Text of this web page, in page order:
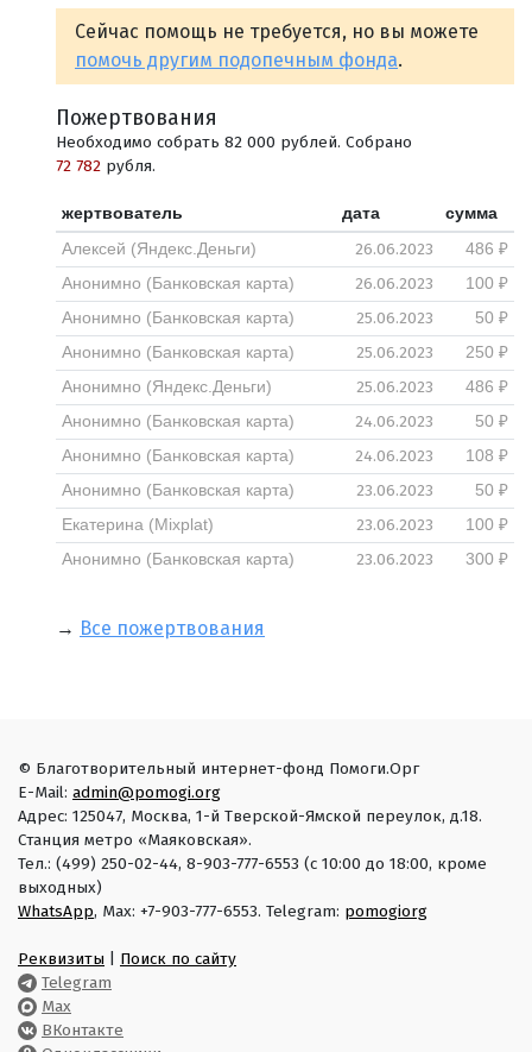
Сейчас помощь не требуется, но вы можете
помочь другим подопечным фонда.
Пожертвования
Необходимо собрать 82 000 рублей. Собрано
72 782 рубля.
жертвователь дата
сумма
Алексей (Яндекс.Деньги)
26.06.2023
486 ₽
Анонимно (Банковская карта)
26.06.2023
100 ₽
Анонимно (Банковская карта)
25.06.2023
50 ₽
Анонимно (Банковская карта)
25.06.2023
250 ₽
Анонимно (Яндекс.Деньги)
25.06.2023
486 ₽
Анонимно (Банковская карта)
24.06.2023
50 ₽
Анонимно (Банковская карта)
24.06.2023
108 ₽
Анонимно (Банковская карта)
23.06.2023
50 ₽
Екатерина (Mixplat)
23.06.2023
100 ₽
Анонимно (Банковская карта)
23.06.2023 300 ₽
→ Все пожертвования
© Благотворительный интернет-фонд Помоги.Орг
E-Mail: admin@pomogi.org
Адрес: 125047, Москва, 1-й Тверской-Ямской переулок, д.18.
Станция метро «Маяковская».
Тел.: (499) 250-02-44, 8-903-777-6553 (с 10:00 до 18:00, кроме
выходных)
WhatsApp, Max: +7-903-777-6553. Telegram: pomogiorg
Реквизиты
Поиск по сайту
Telegram
Max
ВКонтакте